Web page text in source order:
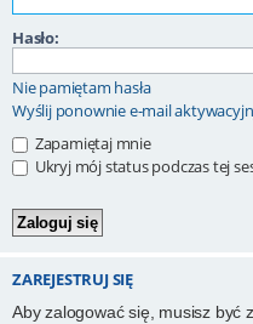
Hasło:
Nie pamiętam hasła
Wyślij ponownie e-mail
Zapamiętaj mnie
Ukryj mój status podczas tej
ZAREJESTRUJ SIĘ
Aby zalogować się, musisz być